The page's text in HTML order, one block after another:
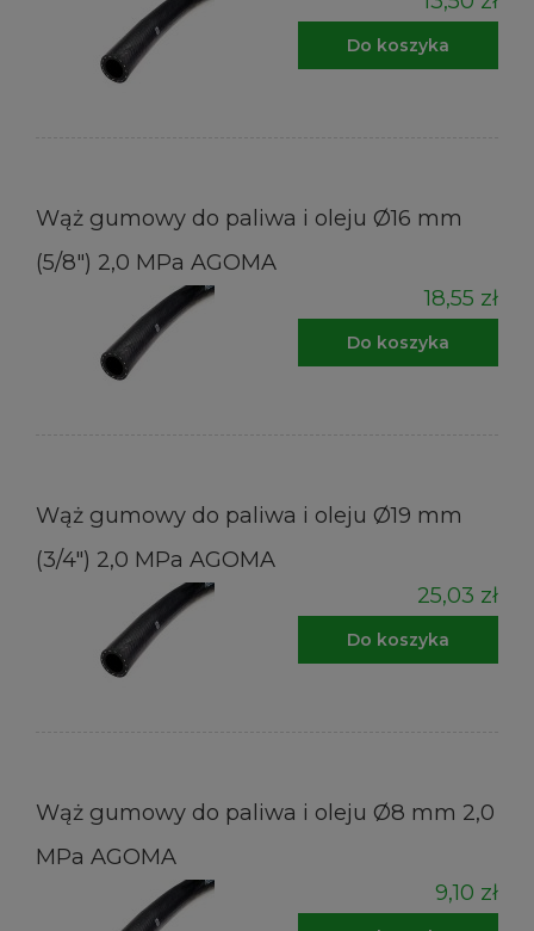
Do koszyka
Wąż gumowy do paliwa i oleju Ø16 mm
(5/8") 2,0 MPa AGOMA
18,55 zł
Do koszyka
Wąż gumowy do paliwa i oleju Ø19 mm
(3/4") 2,0 MPa AGOMA
25,03 zł
Do koszyka
Wąż gumowy do paliwa i oleju Ø8 mm 2,0
MPa AGOMA
9,10 zł